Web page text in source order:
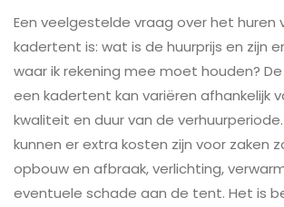
Een veelgestelde vraag over het huren
kadertent is: wat is de huurprijs en zijn
waar ik rekening mee moet houden? De
een kadertent kan variëren afhankelijk
kwaliteit en duur van de
kunnen er extra kosten zijn voor zaken
opbouw en afbraak, verlichting,
eventuele schade aan de tent. Het is